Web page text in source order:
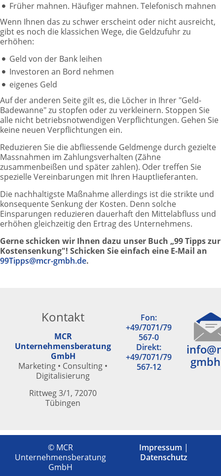
Früher mahnen. Häufiger mahnen. Telefonisch mahnen
Wenn Ihnen das zu schwer erscheint oder nicht ausreicht,
gibt es noch die klassichen Wege, die Geldzufuhr zu
erhöhen:
Geld von der Bank leihen
Investoren an Bord nehmen
eigenes Geld
Auf der anderen Seite gilt es, die Löcher in Ihrer "Geld-
Badewanne" zu stopfen oder zu verkleinern. Stoppen Sie
alle nicht betriebsnotwendigen Verpflichtungen. Gehen Sie
keine neuen Verpflichtungen ein.
Reduzieren Sie die abfliessende Geldmenge durch gezielte
Massnahmen im Zahlungsverhalten (Zähne
zusammenbeißen und später zahlen). Oder treffen Sie
spezielle Vereinbarungen mit Ihren Hauptlieferanten.
Die nachhaltigste Maßnahme allerdings ist die strikte und
konsequente Senkung der Kosten. Denn solche
Einsparungen reduzieren dauerhaft den Mittelabfluss und
erhöhen gleichzeitig den Ertrag des Unternehmens.
Gerne schicken wir Ihnen dazu unser Buch „99 Tipps zur
Kostensenkung"! Schicken Sie einfach eine E-Mail an
99Tipps@mcr-gmbh.de.
Kontakt
MCR
Unternehmensberatung
GmbH
Marketing • Consulting •
Digitalisierung
Rittweg 3/1, 72070
Tübingen
Fon:
+49/7071/79
567-0
Direkt:
+49/7071/79
567-12
© MCR
Unternehmensberatung
GmbH
Impressum |
Datenschutz